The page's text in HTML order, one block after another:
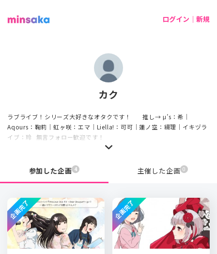
ログイン｜新規
カク
ラブライブ！シリーズ大好きなオタクです！  ︎︎  ︎︎ 推し→ μ’s：希｜
Aqours：鞠莉｜虹ヶ咲：エマ｜Liella!：可可｜蓮ノ空：綴理｜イキヅラ
イブ：玲  無言フォロー歓迎です！
参加した企画 4 主催した企画 0
企画完了 企画完了